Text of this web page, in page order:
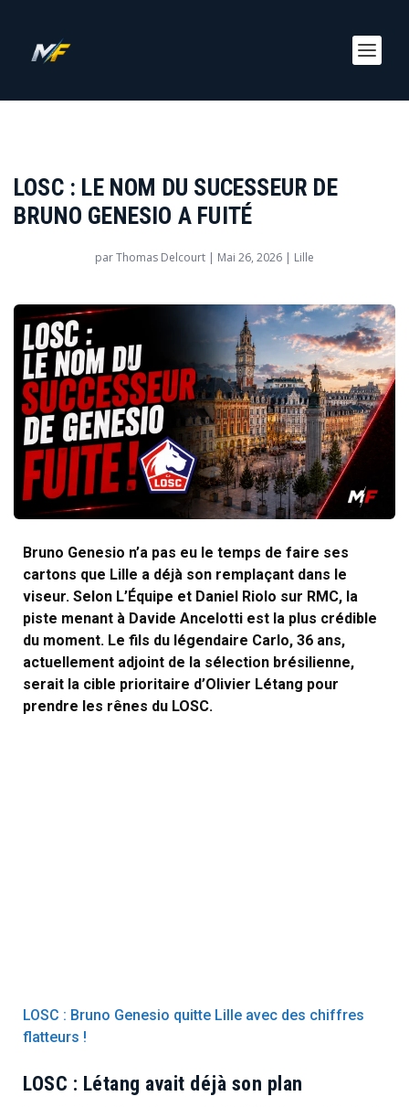
LOSC : LE NOM DU SUCESSEUR DE
BRUNO GENESIO A FUITÉ
parThomas Delcourt | Mai 26, 2026 | Lille
Bruno Genesio n’a pas eu le temps de faire ses
cartons que Lille a déjà son remplaçant dans le
viseur. Selon L’Équipe et Daniel Riolo sur RMC, la
piste menant à Davide Ancelotti est la plus crédible
du moment. Le fils du légendaire Carlo, 36 ans,
actuellement adjoint de la sélection brésilienne,
serait la cible prioritaire d’Olivier Létang pour
prendre les rênes du LOSC.
LOSC : Bruno Genesio quitte Lille avec des chiffres
flatteurs !
LOSC : Létang avait déjà son plan